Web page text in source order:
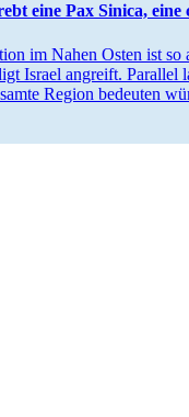
eine Pax Sinica,
im Nahen Osten ist so
Israel angreift. Parallel
Region bedeuten